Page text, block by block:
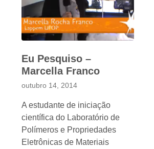
Eu Pesquiso –
Marcella Franco
outubro 14, 2014
A estudante de iniciação
científica do Laboratório de
Polímeros e Propriedades
Eletrônicas de Materiais